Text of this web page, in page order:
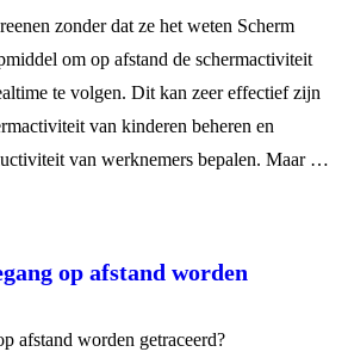
zonder dat ze het weten Scherm
om op afstand de schermactiviteit
te volgen. Dit kan zeer effectief zijn
van kinderen beheren en
van werknemers bepalen. Maar …
op afstand worden
afstand worden getraceerd?